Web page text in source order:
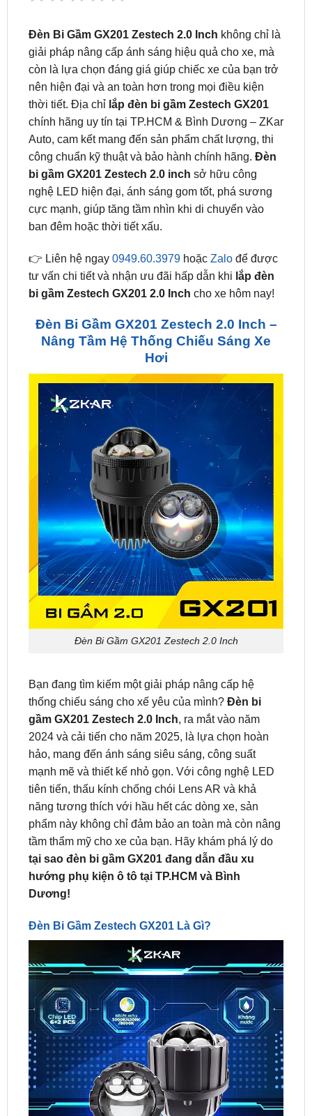
còn là lựa chọn đáng giá giúp chiếc xe của bạn trở
nên hiện đại và an toàn hơn trong mọi điều kiện
thời tiết. Địa chỉ lắp đèn bi gầm Zestech GX201
chính hãng uy tín tại TP.HCM & Bình Dương – ZKar
Auto, cam kết mang đến sản phẩm chất lượng, thi
công chuẩn kỹ thuật và bảo hành chính hãng.Đèn
bi gầm GX201 Zestech 2.0 inchsở hữu công
nghệ LED hiện đại, ánh sáng gom tốt, phá sương
cực mạnh, giúp tăng tầm nhìn khi di chuyển vào
ban đêm hoặc thời tiết xấu.
👉 Liên hệ ngay0949.60.3979
bi gầm Zestech GX201 2.0 Inchcho xe hôm nay!
Đèn Bi Gầm GX201 Zestech 2.0 Inch –
Hơi
Đèn Bi Gầm GX201 Zestech 2.0 Inch
Bạn đang tìm kiếm một giải pháp nâng cấp hệ
gầm GX201 Zestech 2.0 Inch, ra mắt vào năm
2024 và cải tiến cho năm 2025, là lựa chọn hoàn
hảo, mang đến ánh sáng siêu sáng, công suất
mạnh mẽ và thiết kế nhỏ gọn. Với công nghệ LED
tiên tiến, thấu kính chống chói Lens AR và khả
năng tương thích với hầu hết các dòng xe, sản
phẩm này không chỉ đảm bảo an toàn mà còn nâng
tầm thẩm mỹ cho xe của bạn. Hãy khám phá lý do
tại sao đèn bi gầm GX201 đang dẫn đầu xu
hướng phụ kiện ô tô tại TP.HCM và Bình
Dương!
Đèn Bi Gầm Zestech GX201 Là Gì?